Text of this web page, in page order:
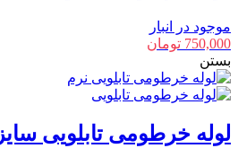
موجود در انبار
750,000 تومان
بستن
لوله خرطومی تابلویی سایز 11